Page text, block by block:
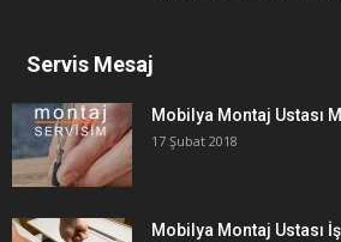
Servis Mesaj
Mobilya Montaj Ustası
17 Şubat 2018
Mobilya Montaj Ustası